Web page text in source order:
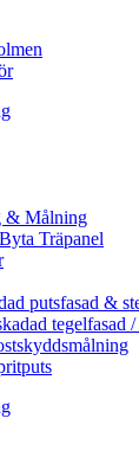
& Målning
Träpanel
putsfasad &
tegelfasad /